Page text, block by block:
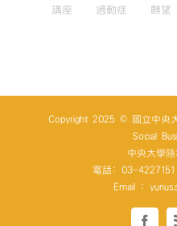
講座 過動症 麒望
Copyright 2025 © 國立中央
Social
中央大學
電話: 03-4227151
Email :